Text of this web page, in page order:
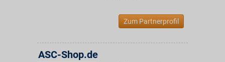
Zum Partnerprofil
ASC-Shop.de